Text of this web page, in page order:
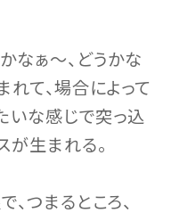
なぁ〜、どうかな
れて、場合によって
いな感じで突っ込
が生まれる。
つまるところ、